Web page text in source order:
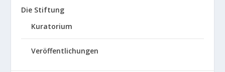
Die Stiftung
Kuratorium
Veröffentlichungen